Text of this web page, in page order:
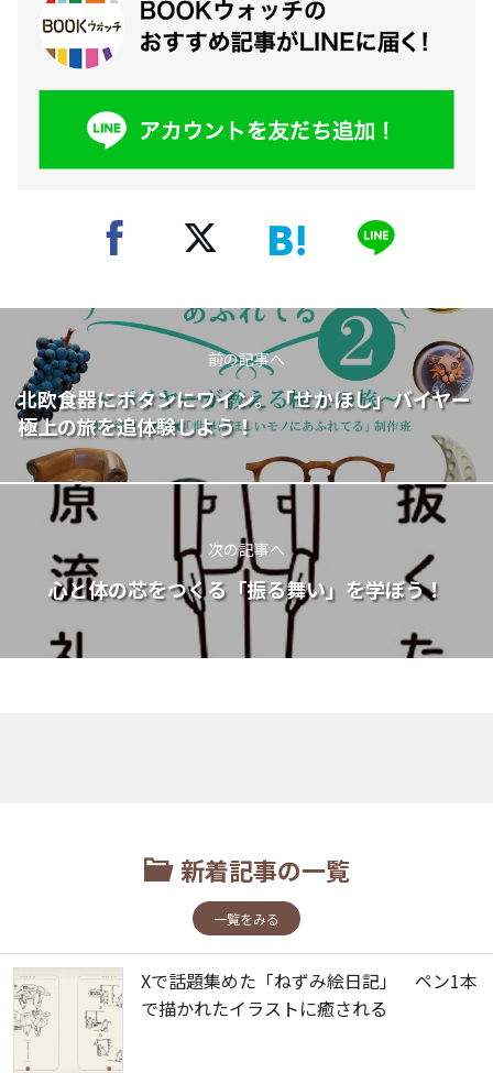
前の記事へ
北欧食器にボタンにワイン。「せかほし」バイヤー
極上の旅を追体験しよう！
次の記事へ
心と体の芯をつくる「振る舞い」を学ぼう！
新着記事の一覧
一覧をみる
Xで話題集めた「ねずみ絵日記」 ペン1本
で描かれたイラストに癒される